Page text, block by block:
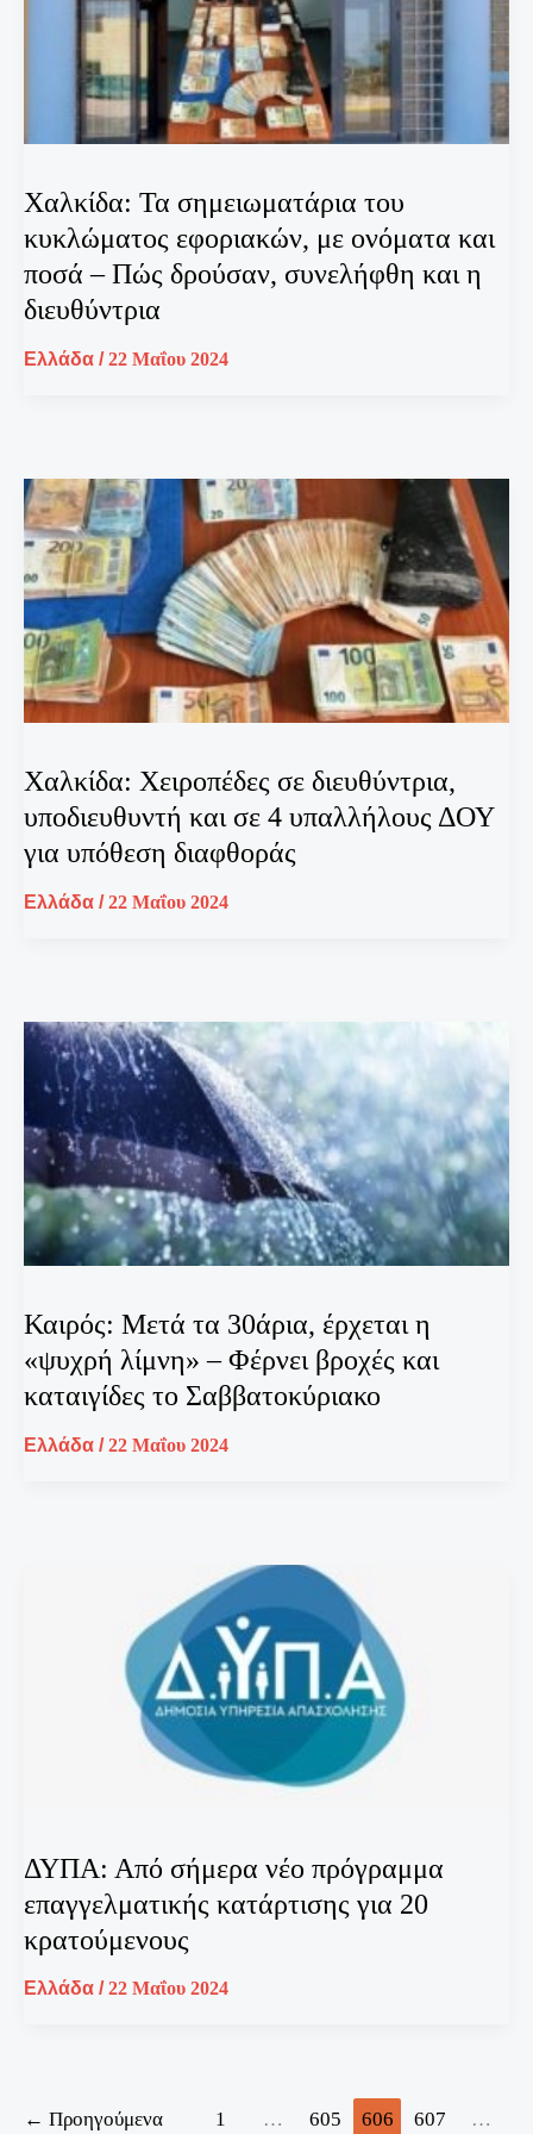
Χαλκίδα: Τα σημειωματάρια του
κυκλώματος εφοριακών, με ονόματα και
ποσά – Πώς δρούσαν, συνελήφθη και η
διευθύντρια
Ελλάδα /22 Μαΐου 2024
Χαλκίδα: Χειροπέδες σε διευθύντρια,
υποδιευθυντή και σε 4 υπαλλήλους ΔΟΥ
για υπόθεση διαφθοράς
Ελλάδα /22 Μαΐου 2024
Καιρός: Μετά τα 30άρια, έρχεται η
«ψυχρή λίμνη» – Φέρνει βροχές και
καταιγίδες το Σαββατοκύριακο
Ελλάδα /22 Μαΐου 2024
ΔΥΠΑ: Από σήμερα νέο πρόγραμμα
επαγγελματικής κατάρτισης για 20
κρατούμενους
Ελλάδα /22 Μαΐου 2024
← Προηγούμενα 1 … 605 606 607 …